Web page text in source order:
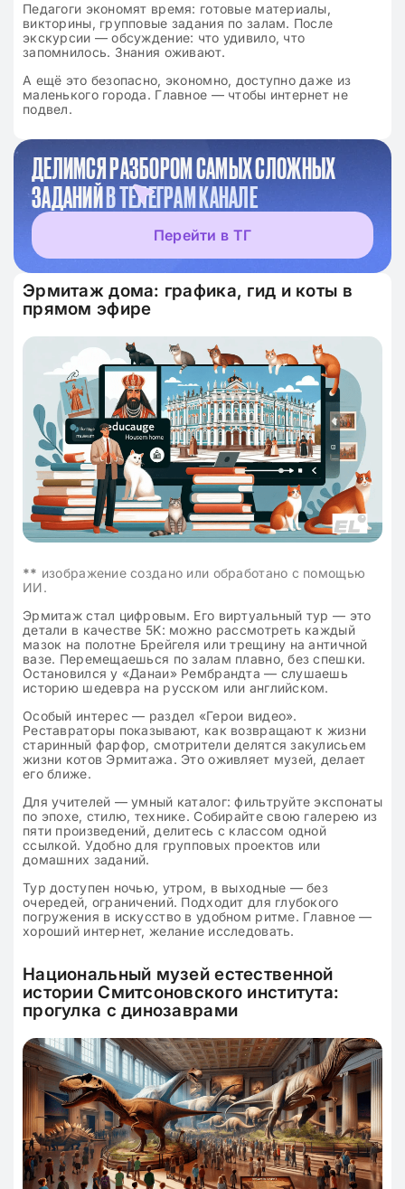
Педагоги экономят время: готовые материалы,
викторины, групповые задания по залам. После
экскурсии — обсуждение: что удивило, что
запомнилось. Знания оживают.
А ещё это безопасно, экономно, доступно даже из
маленького города. Главное — чтобы интернет не
подвел.
ДЕЛИМСЯ РАЗБОРОМ САМЫХ СЛОЖНЫХ
ЗАДАНИЙВ ТЕЛЕГРАМ КАНАЛЕ
Перейти в ТГ
Эрмитаж дома: графика, гид и коты в
прямом эфире
** изображение создано или обработано с помощью
ИИ.
Эрмитаж стал цифровым. Его виртуальный тур — это
детали в качестве 5K: можно рассмотреть каждый
мазок на полотне Брейгеля или трещину на античной
вазе. Перемещаешься по залам плавно, без спешки.
Остановился у «Данаи» Рембрандта — слушаешь
историю шедевра на русском или английском.
Особый интерес — раздел «Герои видео».
Реставраторы показывают, как возвращают к жизни
старинный фарфор, смотрители делятся закулисьем
жизни котов Эрмитажа. Это оживляет музей, делает
его ближе.
Для учителей — умный каталог: фильтруйте экспонаты
по эпохе, стилю, технике. Собирайте свою галерею из
пяти произведений, делитесь с классом одной
ссылкой. Удобно для групповых проектов или
домашних заданий.
Тур доступен ночью, утром, в выходные — без
очередей, ограничений. Подходит для глубокого
погружения в искусство в удобном ритме. Главное —
хороший интернет, желание исследовать.
Национальный музей естественной
истории Смитсоновского института:
прогулка с динозаврами